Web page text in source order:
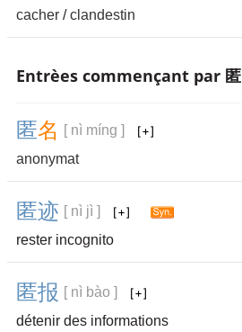
cacher /clandestin
Entrèes commençant par 匿
匿名
[ nì míng ]
anonymat
匿迹 [ nì jì ]
rester incognito
匿报 [ nì bào ]
détenir des informations